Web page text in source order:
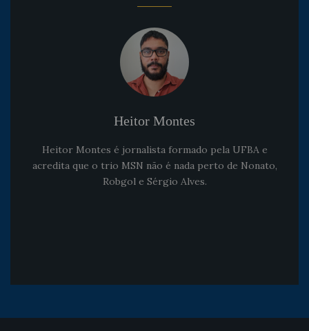
Heitor Montes
Heitor Montes é jornalista formado pela UFBA e
acredita que o trio MSN não é nada perto de Nonato,
Robgol e Sérgio Alves.